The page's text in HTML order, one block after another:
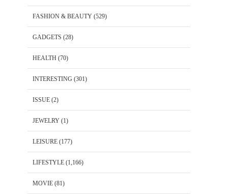
FASHION & BEAUTY (529)
GADGETS (28)
HEALTH (70)
INTERESTING (301)
ISSUE (2)
JEWELRY (1)
LEISURE (177)
LIFESTYLE (1,166)
MOVIE (81)